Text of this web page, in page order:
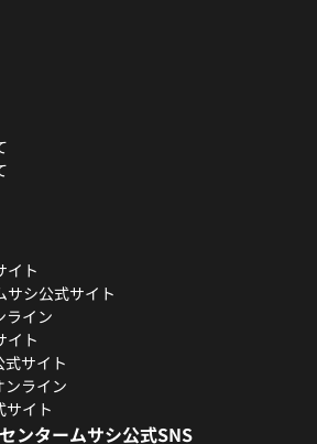
イト
サシ公式サイト
ライン
イト
式サイト
ンライン
サイト
ンタームサシ公式SNS